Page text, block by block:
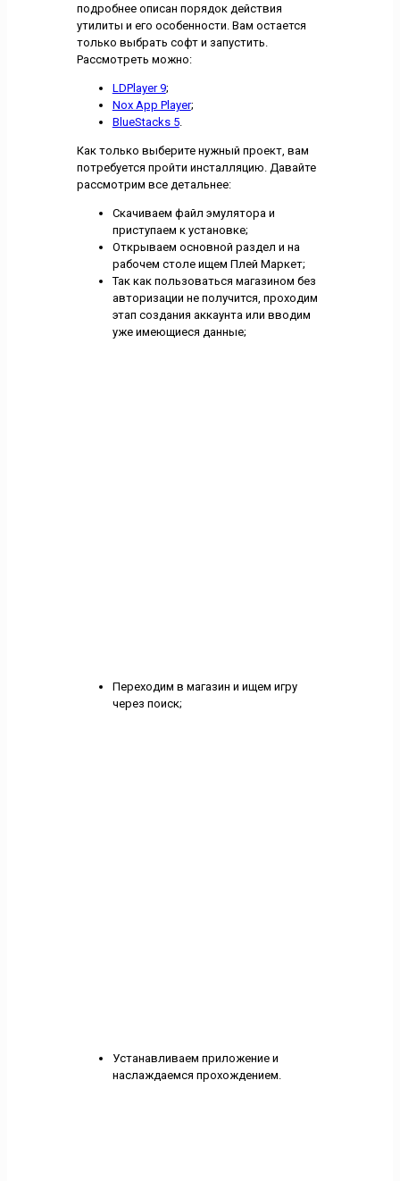
подробнее описан порядок действия
утилиты и его особенности. Вам остается
только выбрать софт и запустить.
Рассмотреть можно:
LDPlayer 9;
Nox App Player;
BlueStacks 5.
Как только выберите нужный проект, вам
потребуется пройти инсталляцию. Давайте
рассмотрим все детальнее:
Скачиваем файл эмулятора и
приступаем к установке;
Открываем основной раздел и на
рабочем столе ищем Плей Маркет;
Так как пользоваться магазином без
авторизации не получится, проходим
этап создания аккаунта или вводим
уже имеющиеся данные;
Переходим в магазин и ищем игру
через поиск;
Устанавливаем приложение и
наслаждаемся прохождением.